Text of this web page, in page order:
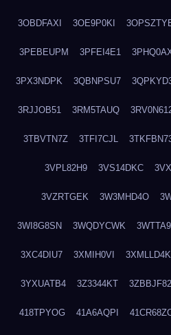
3OBDFAXI 3OE9P0KI
3PEBEUPM 3PFEI4E1
3PX3NDPK 3QBNPSU7
3RJJOB51 3RM5TAUQ
3TBVTN7Z 3TFI7CJL
3VPL82H9 3VS14DKC
3VZRTGEK 3W3MHD4O
3WI8G8SN 3WQDYCWK
3XC4DIU7 3XMIH0VI 3XMLLD4K
3YXUATB4 3Z3344KT 3ZBBJF82
418TPYOG 41A6AQPI